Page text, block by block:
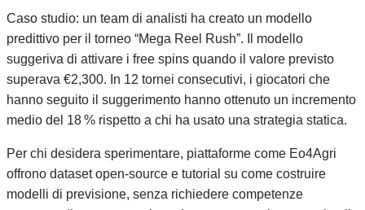
Caso studio: un team di analisti ha creato un modello
predittivo per il torneo “Mega Reel Rush”. Il modello
suggeriva di attivare i free spins quando il valore previsto
superava €2,300. In 12 tornei consecutivi, i giocatori che
hanno seguito il suggerimento hanno ottenuto un incremento
medio del 18 % rispetto a chi ha usato una strategia statica.
Per chi desidera sperimentare, piattaforme come Eo4Agri
offrono dataset open‑source e tutorial su come costruire
modelli di previsione, senza richiedere competenze